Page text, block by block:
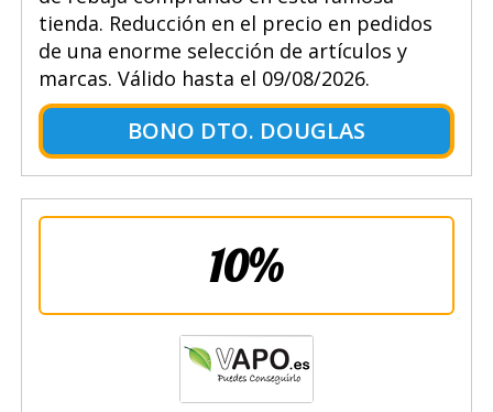
tienda. Reducción en el precio en pedidos
de una enorme selección de artículos y
marcas. Válido hasta el 09/08/2026.
BONO DTO. DOUGLAS
10%